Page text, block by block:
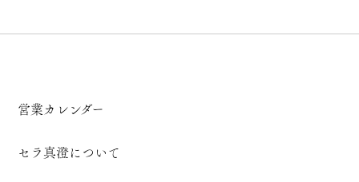
営業カレンダー
セラ真澄について